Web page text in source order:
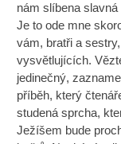
nám slíbena
Je to ode mne
vám, bratři a
vysvětlujících.
jedinečný,
příběh, který
studená sprcha,
Ježíšem bude